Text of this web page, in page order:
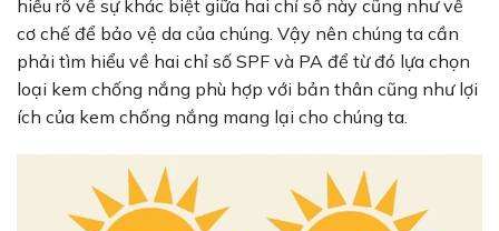
hiểu rõ về sự khác biệt giữa hai chỉ số này cũng như về
cơ chế để bảo vệ da của chúng. Vậy nên chúng ta cần
phải tìm hiểu về hai chỉ số SPF và PA để từ đó lựa chọn
loại kem chống nắng phù hợp với bản thân cũng như lợi
ích của kem chống nắng mang lại cho chúng ta.